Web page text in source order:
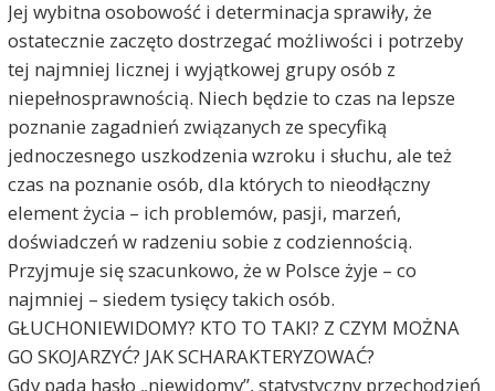
Jej wybitna osobowość i determinacja sprawiły, że
ostatecznie zaczęto dostrzegać możliwości i potrzeby
tej najmniej licznej i wyjątkowej grupy osób z
niepełnosprawnością. Niech będzie to czas na lepsze
poznanie zagadnień związanych ze specyfiką
jednoczesnego uszkodzenia wzroku i słuchu, ale też
czas na poznanie osób, dla których to nieodłączny
element życia – ich problemów, pasji, marzeń,
doświadczeń w radzeniu sobie z codziennością.
Przyjmuje się szacunkowo, że w Polsce żyje – co
najmniej – siedem tysięcy takich osób.
GŁUCHONIEWIDOMY? KTO TO TAKI? Z CZYM MOŻNA
GO SKOJARZYĆ? JAK SCHARAKTERYZOWAĆ?
Gdy pada hasło „niewidomy”, statystyczny przechodzień